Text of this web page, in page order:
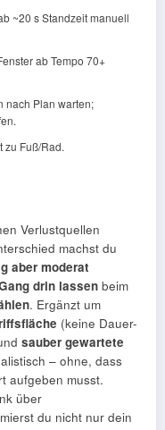
~20 s Standzeit manuell
ab Tempo 70+
nach Plan warten;
zu Fuß/Rad.
Verlustquellen
machst du
aber moderat
drin lassen beim
. Ergänzt um
(keine Dauer-
sauber gewartete
– ohne, dass
aufgeben musst.
über
du nicht nur dein